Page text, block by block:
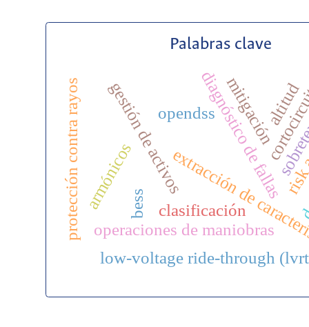
Palabras clave
extracción de
diagnóstico de fallas
operaciones de maniobras
gestión de activos
protección contra rayosarmónicos clasificación
mitigación
low-voltage ride-through
opendss
bess
altitud